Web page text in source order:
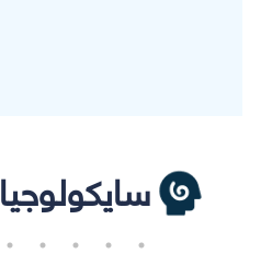
سايكولوجيا